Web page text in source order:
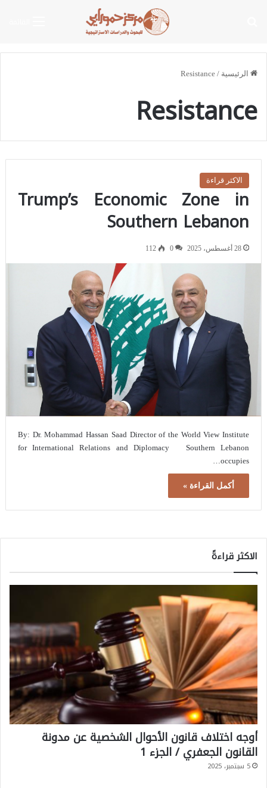
الرئيسية /
Resistance
Resistance
الاكثر قراءة
Trump’s Economic Zone in
Southern Lebanon
28 أغسطس، 2025 0
112
By: Dr. Mohammad Hassan Saad Director of the World View Institute
for International Relations and Diplomacy Southern Lebanon
occupies…
أكمل القراءة »
الاكثر قراءةً
أوجه اختلاف قانون الأحوال الشخصية عن مدونة
القانون الجعفري / الجزء 1
5 سبتمبر، 2025